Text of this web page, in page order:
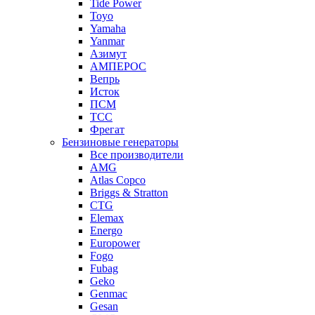
Tide Power
Toyo
Yamaha
Yanmar
Азимут
АМПЕРОС
Вепрь
Исток
ПСМ
ТСС
Фрегат
Бензиновые генераторы
Все производители
AMG
Atlas Copco
Briggs & Stratton
CTG
Elemax
Energo
Europower
Fogo
Fubag
Geko
Genmac
Gesan